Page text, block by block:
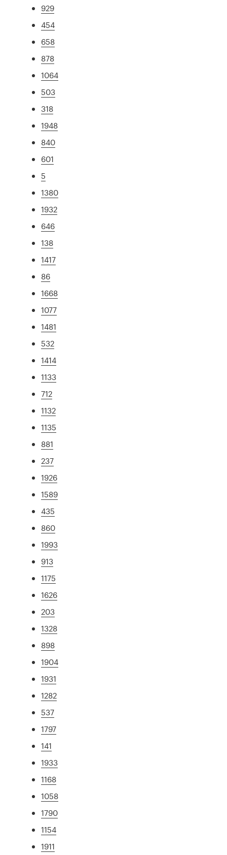
929
454
658
878
1064
503
318
1948
840
601
5
1380
1932
646
138
1417
86
1668
1077
1481
532
1414
1133
712
1132
1135
881
237
1926
1589
435
860
1993
913
1175
1626
203
1328
898
1904
1931
1282
537
1797
141
1933
1168
1058
1790
1154
1911